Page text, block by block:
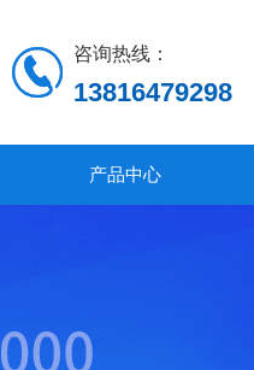
咨询热线：
13816479298
产品中心